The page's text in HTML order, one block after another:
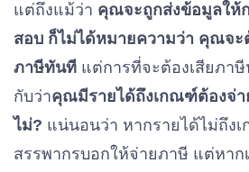
แต่ถึงแม้ว่า คุณจะถูกส่งข้อมูลให้
สอบ ก็ไม่ได้หมายความว่า คุณจะ
ภาษีทันที แต่การที่จะต้องเสียภา
กับว่าคุณมีรายได้ถึงเกณฑ์ต้องจ่า
ไม่? แน่นอนว่า หากรายได้ไม่ถึง
สรรพากรบอกให้จ่ายภาษี แต่หา